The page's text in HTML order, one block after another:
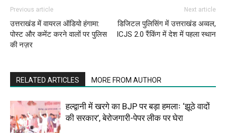
Previous article
उत्तराखंड में वायरल ऑडियो हंगामा:
पोस्ट और कमेंट करने वालों पर पुलिस
की नज़र
Next article
डिजिटल पुलिसिंग में उत्तराखंड अव्वल,
ICJS 2.0 रैंकिंग में देश में पहला स्थान
RELATED ARTICLES MORE FROM AUTHOR
हल्द्वानी में खरगे का BJP पर बड़ा हमलाः ‘झूठे वादों
की सरकार’, बेरोजगारी-पेपर लीक पर घेरा